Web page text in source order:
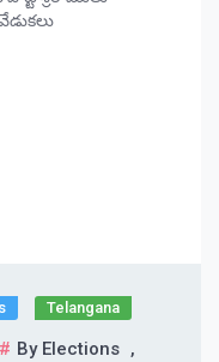
Telangana
By Elections ,